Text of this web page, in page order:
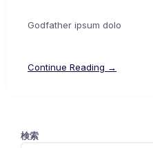
Godfather ipsum dolo
Continue Reading →
検索